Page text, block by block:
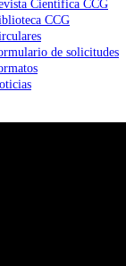
Científica CCG
CCG
de solicitudes